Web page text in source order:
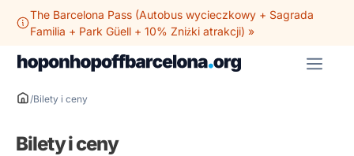
PrzejdźThe Barcelona Pass (Autobus wycieczkowy + Sagrada
Familia + Park Güell + 10% Zniżki atrakcji) »
/Bilety i ceny
Bilety i ceny